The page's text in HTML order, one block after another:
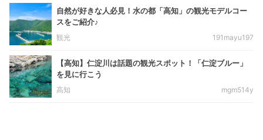
自然が好きな人必見！水の都「高知」の観光モデルコー
スをご紹介♪
観光
191mayu197
【高知】仁淀川は話題の観光スポット！「仁淀ブルー」
を見に行こう
高知
mgm514y